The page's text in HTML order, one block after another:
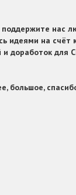
нас
идеями на счёт
доработок для
большое,